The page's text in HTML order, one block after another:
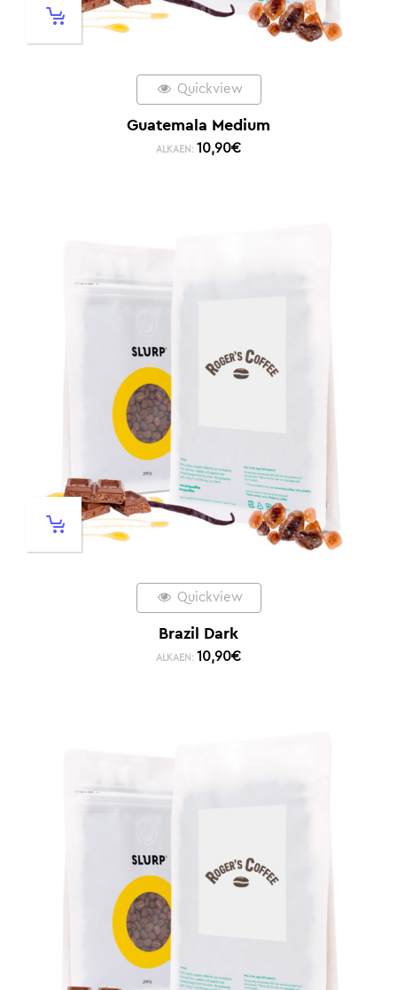
Quickview
Guatemala Medium
ALKAEN: 10,90€
Quickview
Brazil Dark
ALKAEN: 10,90€